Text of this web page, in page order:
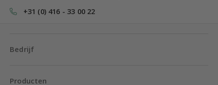
+31 (0) 416 - 33 00 22
Bedrijf
Producten